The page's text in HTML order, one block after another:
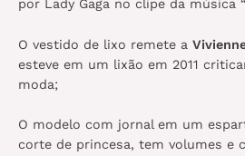
por Lady Gaga no clipe da música
O vestido de lixo remete a
esteve em um lixão em 2011
moda;
O modelo com jornal em um
corte de princesa, tem volumes e